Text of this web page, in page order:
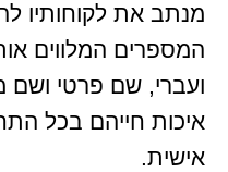
מנתב את לקוחותיו
המספרים המלווים
ועברי, שם פרטי
איכות חייהם בכל
אישית.